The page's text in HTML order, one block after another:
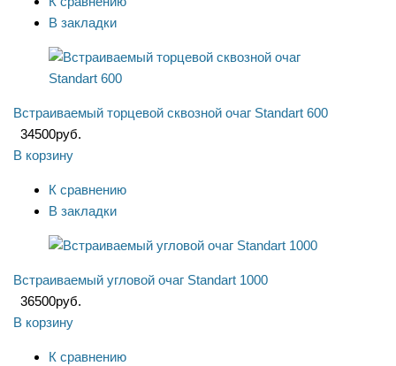
В закладки
Встраиваемый торцевой сквозной очаг Standart 600
34500руб.
В корзину
К сравнению
В закладки
Встраиваемый угловой очаг Standart 1000
36500руб.
В корзину
К сравнению